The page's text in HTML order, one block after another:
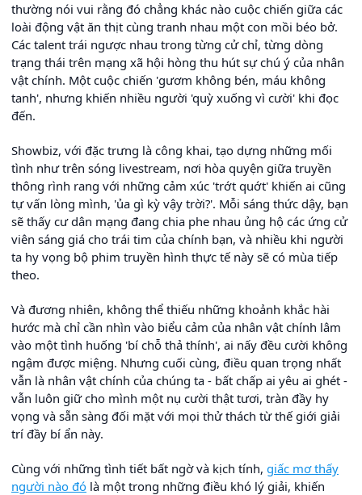
thường nói vui rằng đó chẳng khác nào cuộc chiến giữa các
loài động vật ăn thịt cùng tranh nhau một con mồi béo bở.
Các talent trái ngược nhau trong từng cử chỉ, từng dòng
trạng thái trên mạng xã hội hòng thu hút sự chú ý của nhân
vật chính. Một cuộc chiến 'gươm không bén, máu không
tanh', nhưng khiến nhiều người 'quỳ xuống vì cười' khi đọc
đến.
Showbiz, với đặc trưng là công khai, tạo dựng những mối
tình như trên sóng livestream, nơi hòa quyện giữa truyền
thông rình rang với những cảm xúc 'trớt quớt' khiến ai cũng
tự vấn lòng mình, 'ủa gì kỳ vậy trời?'. Mỗi sáng thức dậy, bạn
sẽ thấy cư dân mạng đang chia phe nhau ủng hộ các ứng cử
viên sáng giá cho trái tim của chính bạn, và nhiều khi người
ta hy vọng bộ phim truyền hình thực tế này sẽ có mùa tiếp
theo.
Và đương nhiên, không thể thiếu những khoảnh khắc hài
hước mà chỉ cần nhìn vào biểu cảm của nhân vật chính lâm
vào một tình huống 'bí chỗ thả thính', ai nấy đều cười không
ngậm được miệng. Nhưng cuối cùng, điều quan trọng nhất
vẫn là nhân vật chính của chúng ta - bất chấp ai yêu ai ghét -
vẫn luôn giữ cho mình một nụ cười thật tươi, tràn đầy hy
vọng và sẵn sàng đối mặt với mọi thử thách từ thế giới giải
trí đầy bí ẩn này.
Cùng với những tình tiết bất ngờ và kịch tính, giấc mơ thấy
người nào đó là một trong những điều khó lý giải, khiến